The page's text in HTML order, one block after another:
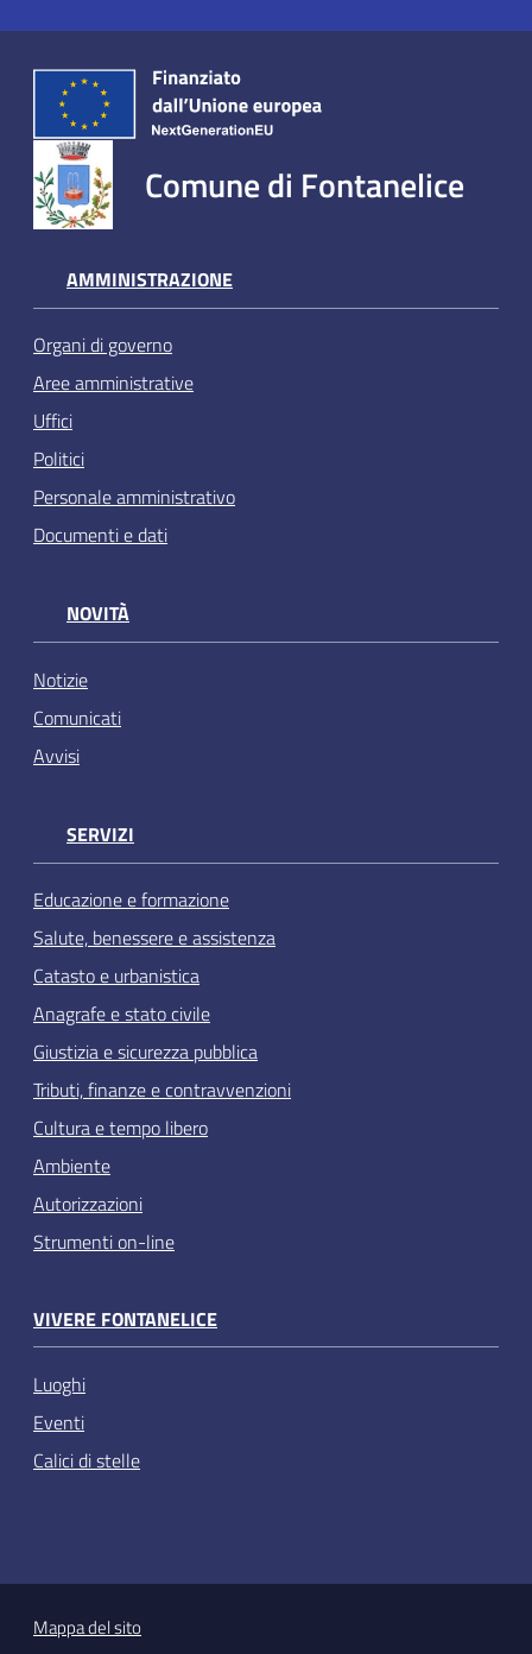
Comune di Fontanelice
AMMINISTRAZIONE
Organi di governo
Aree amministrative
Uffici
Politici
Personale amministrativo
Documenti e dati
NOVITÀ
Notizie
Comunicati
Avvisi
SERVIZI
Educazione e formazione
Salute, benessere e assistenza
Catasto e urbanistica
Anagrafe e stato civile
Giustizia e sicurezza pubblica
Tributi, finanze e contravvenzioni
Cultura e tempo libero
Ambiente
Autorizzazioni
Strumenti on-line
VIVERE FONTANELICE
Luoghi
Eventi
Calici di stelle
Mappa del sito